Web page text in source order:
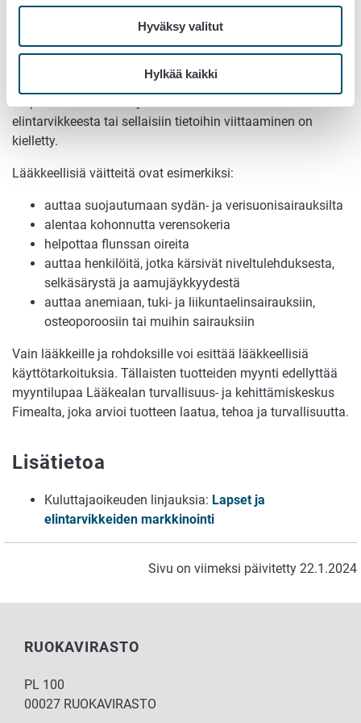
Hyväksy valitut
Hylkää kaikki
Lääkkeellinen markkinointi on
kielletty
Ihmisen sairauksien ennalta ehkäisemiseen, hoitamiseen
elintarvikkeesta tai sellaisiin tietoihin viittaaminen on
kielletty.
Lääkkeellisiä väitteitä ovat esimerkiksi:
auttaa suojautumaan sydän- ja verisuonisairauksilta
alentaa kohonnutta verensokeria
helpottaa flunssan oireita
auttaa henkilöitä, jotka kärsivät niveltulehduksesta,
selkäsärystä ja aamujäykkyydestä
auttaa anemiaan, tuki- ja liikuntaelinsairauksiin,
osteoporoosiin tai muihin sairauksiin
Vain lääkkeille ja rohdoksille voi esittää lääkkeellisiä
käyttötarkoituksia. Tällaisten tuotteiden myynti edellyttää
myyntilupaa Lääkealan turvallisuus- ja kehittämiskeskus
Fimealta, joka arvioi tuotteen laatua, tehoa ja turvallisuutta.
Lisätietoa
Kuluttajaoikeuden linjauksia: Lapset ja
elintarvikkeiden markkinointi
Sivu on viimeksi päivitetty 22.1.2024
RUOKAVIRASTO
PL 100
00027 RUOKAVIRASTO